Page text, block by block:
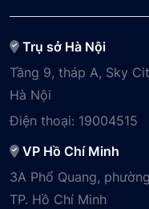
Trụ sở Hà Nội
Tầng 9, tháp A, Sky
Hà Nội
Điện thoại: 19004515
VP Hồ Chí Minh
3A Phổ Quang,
TP. Hồ Chí Minh